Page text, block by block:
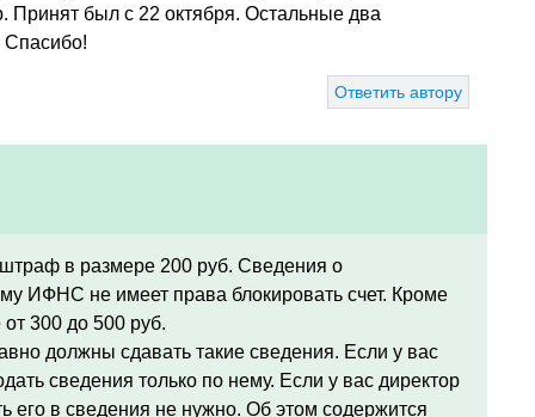
Принят был с 22 октября. Остальные два
Спасибо!
Ответить автору
в размере 200 руб. Сведения о
ИФНС не имеет права блокировать счет. Кроме
300 до 500 руб.
должны сдавать такие сведения. Если у вас
сведения только по нему. Если у вас директор
его в сведения не нужно. Об этом содержится